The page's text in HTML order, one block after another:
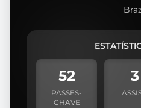
52
PASSES-
CHAVE
3